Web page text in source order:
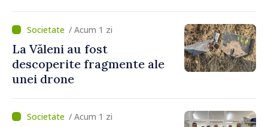
agriculturii durabile
/ Acum 1 zi
La Văleni au fost
descoperite fragmente ale
unei drone
/ Acum 1 zi